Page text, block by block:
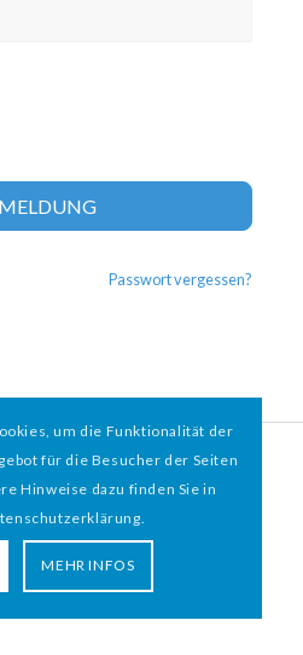
Passwort vergessen?
| WEBDESIGN BY WEBIGAMI
um die Funktionalität der
für die Besucher der Seiten
Hinweise dazu finden Sie in
MEHR INFOS